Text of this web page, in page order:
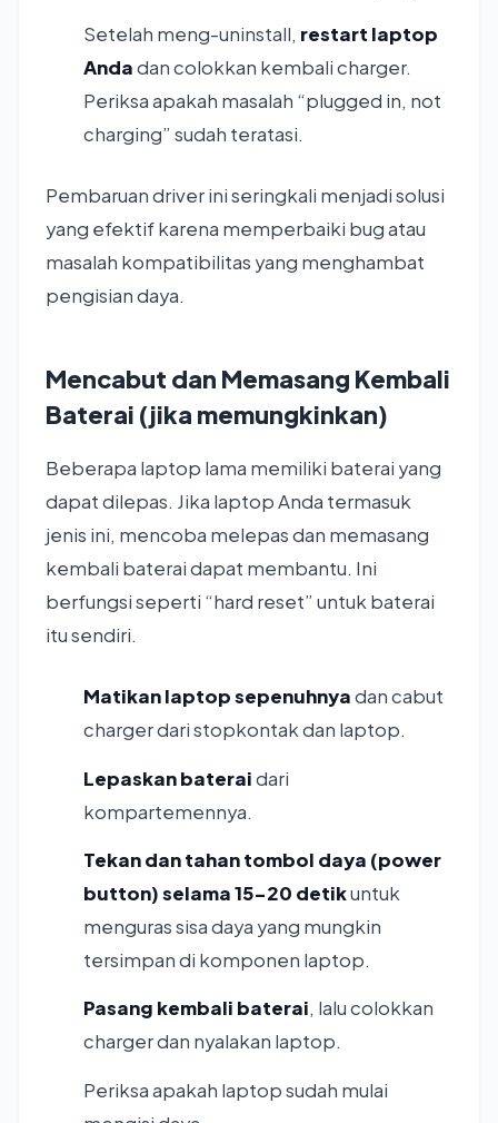
Setelah meng-uninstall, restart laptop
Andadan colokkan kembali charger.
Periksa apakah masalah “plugged in, not
charging” sudah teratasi.
Pembaruan driver ini seringkali menjadi solusi
yang efektif karena memperbaiki bug atau
masalah kompatibilitas yang menghambat
pengisian daya.
Mencabut dan Memasang Kembali
Baterai (jika memungkinkan)
Beberapa laptop lama memiliki baterai yang
dapat dilepas. Jika laptop Anda termasuk
jenis ini, mencoba melepas dan memasang
kembali baterai dapat membantu. Ini
berfungsi seperti “hard reset” untuk baterai
itu sendiri.
Matikan laptop sepenuhnyadan cabut
charger dari stopkontak dan laptop.
Lepaskan bateraidari
kompartemennya.
Tekan dan tahan tombol daya (power
button) selama 15-20 detikuntuk
menguras sisa daya yang mungkin
tersimpan di komponen laptop.
Pasang kembali baterai, lalu colokkan
charger dan nyalakan laptop.
Periksa apakah laptop sudah mulai